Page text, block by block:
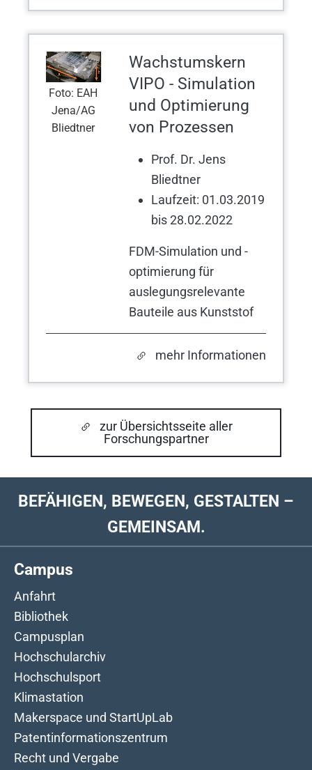
Foto: EAH
Jena/AG
Bliedtner
Wachstumskern
VIPO - Simulation
und Optimierung
von Prozessen
Prof. Dr. Jens
Bliedtner
Laufzeit: 01.03.2019
bis 28.02.2022
FDM-Simulation und -
optimierung für
auslegungsrelevante
Bauteile aus Kunststof
mehr Informationen
zur Übersichtsseite aller
Forschungspartner
BEFÄHIGEN, BEWEGEN, GESTALTEN –
GEMEINSAM.
Campus
Anfahrt
Bibliothek
Campusplan
Hochschularchiv
Hochschulsport
Klimastation
Makerspace und StartUpLab
Patentinformationszentrum
Recht und Vergabe